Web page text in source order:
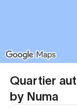
Quartier
by Numa